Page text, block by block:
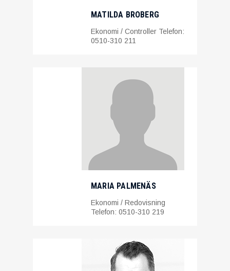
MATILDA BROBERG
Ekonomi / Controller Telefon:
0510-310 211
MARIA PALMENÄS
Ekonomi / Redovisning
Telefon: 0510-310 219